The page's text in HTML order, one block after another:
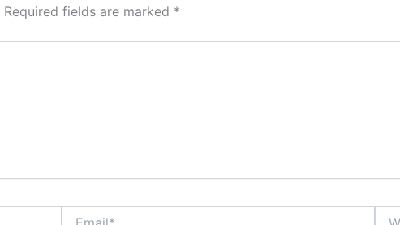
Required fields are marked *